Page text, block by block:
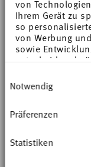
von
Ihrem Gerät zu
so
von Werbung
sowie
entscheiden
Cookie-
Trigger Symbol
Wenn Sie es
erfassen,
Notwendig
Präferenzen
Statistiken
€ 16,90